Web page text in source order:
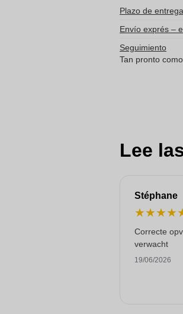
Plazo de entrega
Envío exprés –
Seguimiento
Tan pronto
Lee
Stéphane
★★★★
Correcte
verwacht
19/06/2026